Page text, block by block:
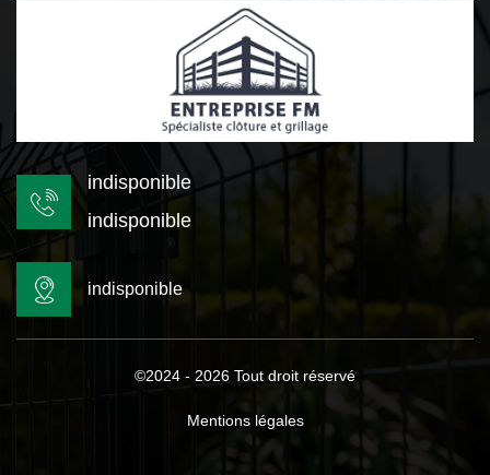
indisponible
indisponible
indisponible
©2024 - 2026 Tout droit réservé
Mentions légales